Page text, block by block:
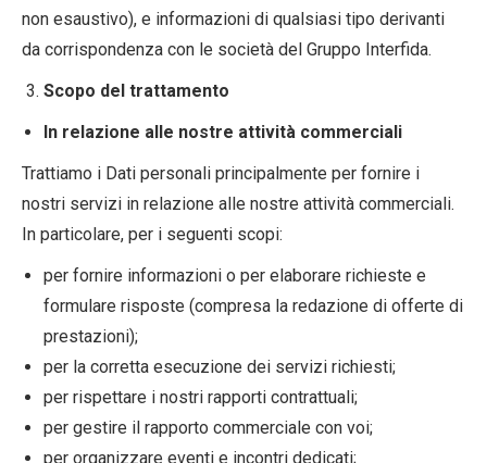
non esaustivo), e informazioni di qualsiasi tipo derivanti
da corrispondenza con le società del Gruppo Interfida.
Scopo del trattamento
In relazione alle nostre attività commerciali
Trattiamo i Dati personali principalmente per fornire i
nostri servizi in relazione alle nostre attività commerciali.
In particolare, per i seguenti scopi:
per fornire informazioni o per elaborare richieste e
formulare risposte (compresa la redazione di offerte di
prestazioni);
per la corretta esecuzione dei servizi richiesti;
per rispettare i nostri rapporti contrattuali;
per gestire il rapporto commerciale con voi;
per organizzare eventi e incontri dedicati;